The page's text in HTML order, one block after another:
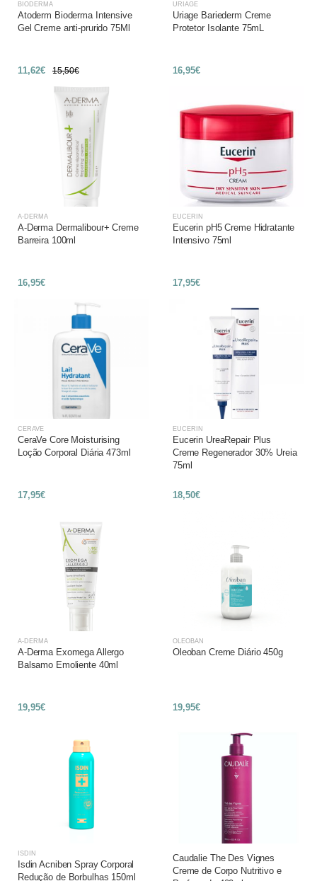
BIODERMA
Atoderm Bioderma Intensive
Gel Creme anti-prurido 75Ml
11,62€ 15,50€
URIAGE
Uriage Bariederm Creme
Protetor Isolante 75mL
16,95€
A-DERMA
A-Derma Dermalibour+ Creme
Barreira 100ml
16,95€
EUCERIN
Eucerin pH5 Creme Hidratante
Intensivo 75ml
17,95€
CERAVE
CeraVe Core Moisturising
Loção Corporal Diária 473ml
17,95€
EUCERIN
Eucerin UreaRepair Plus
Creme Regenerador 30% Ureia
75ml
18,50€
A-DERMA
A-Derma Exomega Allergo
Balsamo Emoliente 40ml
19,95€
OLEOBAN
Oleoban Creme Diário 450g
19,95€
ISDIN
Isdin Acniben Spray Corporal
Redução de Borbulhas 150ml
Caudalie The Des Vignes
Creme de Corpo Nutritivo e